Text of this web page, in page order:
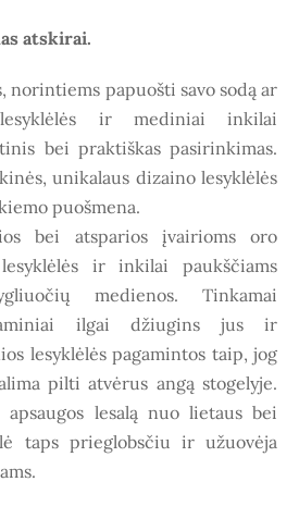
atskirai.
norintiems papuošti savo sodą ar
ir mediniai inkilai
bei praktiškas pasirinkimas.
unikalaus dizaino lesyklėlės
puošmena.
bei atsparios įvairioms oro
ir inkilai paukščiams
medienos. Tinkamai
ilgai džiugins jus ir
lesyklėlės pagamintos taip, jog
pilti atvėrus angą stogelyje.
apsaugos lesalą nuo lietaus bei
taps prieglobsčiu ir užuovėja